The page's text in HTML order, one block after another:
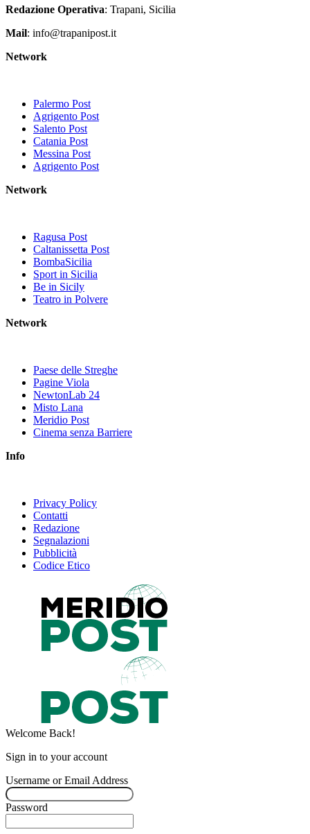
Redazione Operativa: Trapani, Sicilia
Mail: info@trapanipost.it
Network
Palermo Post
Agrigento Post
Salento Post
Catania Post
Messina Post
Agrigento Post
Network
Ragusa Post
Caltanissetta Post
BombaSicilia
Sport in Sicilia
Be in Sicily
Teatro in Polvere
Network
Paese delle Streghe
Pagine Viola
NewtonLab 24
Misto Lana
Meridio Post
Cinema senza Barriere
Info
Privacy Policy
Contatti
Redazione
Segnalazioni
Pubblicità
Codice Etico
Welcome Back!
Sign in to your account
Username or Email Address
Password